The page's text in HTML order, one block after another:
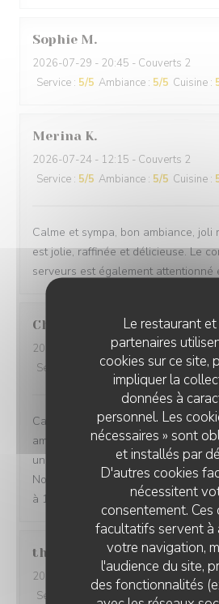
Le restaurant et
partenaires
cookies sur ce site,
impliquer la
données à
personnel. Les
nécessaires » sont
et installés par
D'autres cookies
nécessitent
consentement. Ces
facultatifs servent à
votre navigation,
l'audience du site,
des fonctionnalités
Sophie M
2026-07-29 - 20:45 - Couverts 2
Service : 5/5 Ambiance : 5/5 Cuisine :
Merina K
2026-07-24 - 12:15 - Couverts 2
Service : 5/5 Ambiance : 5/5 Cuisine :
Calme et sympa, bon ambiance, joli
est jolie, raffinée et délicieuse. Le
serveurs est également attentionné
Chevalier
2026-07-27
- 12:30 - Couverts 2
Service
Ambiance :5/5 Cuisine: 5
Cadre très agréable, accueil discret
amabilité du serveur, repas
une touche d'originalité et une
Nous sommes enchantées de notre
à 100/100. Merci
thurl
2026-07-16
- 19:00 - Couverts 2
Service
Ambiance 5 :